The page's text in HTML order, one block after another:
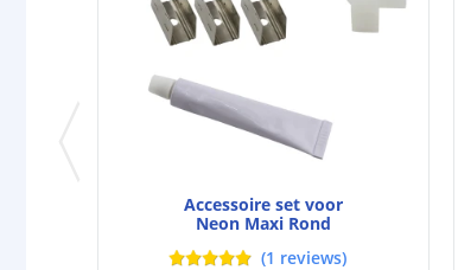
Accessoire set voor
Neon Maxi Rond
(1 reviews)